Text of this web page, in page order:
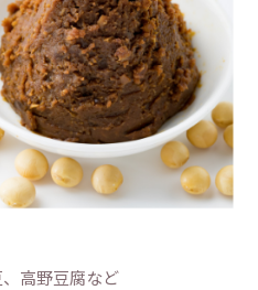
高野豆腐など